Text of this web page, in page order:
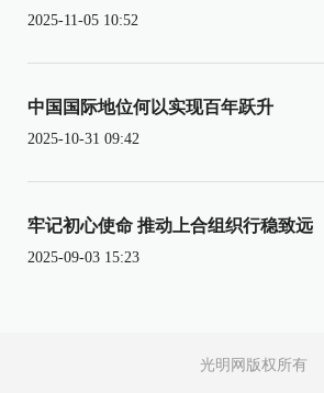
2025-11-05 10:52
中国国际地位何以实现百年跃升
2025-10-31 09:42
牢记初心使命 推动上合组织行稳致远
2025-09-03 15:23
光明网版权所有